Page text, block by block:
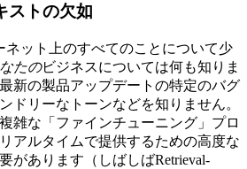
ストの欠如
ネット上のすべてのことについて少
たのビジネスについては何も知りま
新の製品アップデートの特定のバグ
ドリーなトーンなどを知りません。
雑な「ファインチューニング」プロ
アルタイムで提供するための高度な
があります（しばしばRetrieval-